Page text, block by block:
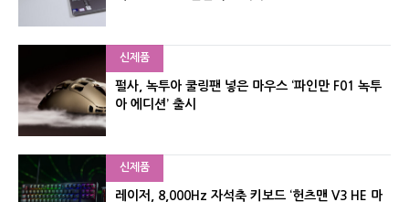
신제품
펄사, 녹투아 쿨링팬 넣은 마우스 ‘파인만 F01 녹투
아 에디션’ 출시
신제품
레이저, 8,000Hz 자석축 키보드 ‘헌츠맨 V3 HE 마